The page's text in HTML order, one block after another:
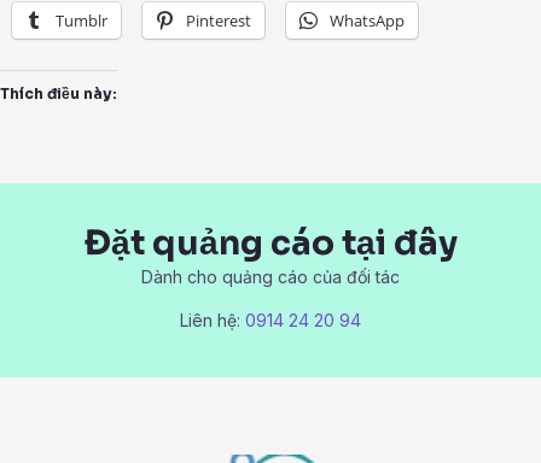
Tumblr Pinterest WhatsApp
Thích điều này:
Đặt quảng cáo tại đây
Dành cho quảng cáo của đối tác
Liên hệ: 0914 24 20 94